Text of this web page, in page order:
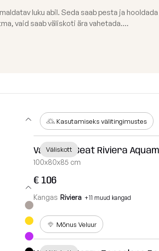
Osta kollektsiooni järgi
COCOON
RAZZ
ROLL
SNUG
MOOG
luku abil. Seda saab pesta ja
vaid saab väliskoti ära vahetada....
Väliskott
Kasutamiseks välitingimustes
Väliskott Seat Riviera
100x80x85 cm
€ 106
Kangas Riviera +11 muud kangad
Mõnus Veluur